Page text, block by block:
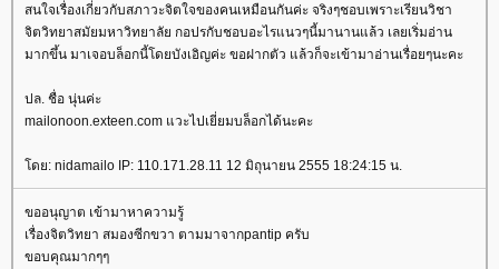
สนใจเรื่องเกี่ยวกับสภาวะจิตใจของคนเหมือนกันค่ะ จริงๆชอบเพราะเรียนวิชา
จิตวิทยาสมัยมหาวิทยาลัย กอปรกับชอบอะไรแนวๆนี้มานานแล้ว เลยเริ่มอ่าน
มากขึ้น มาเจอบล็อกนี้โดยบังเอิญค่ะ ขอฝากตัว แล้วก็จะเข้ามาอ่านเรื่อยๆนะคะ
ปล. ชื่อ นุ่นค่ะ
mailonoon.exteen.com แวะไปเยี่ยมบล็อกได้นะคะ
ดย: nidamailo IP: 110.171.28.11 12 มิถุนายน 2555 18:24:15 น.
ขออนุญาต เข้ามาหาความรู้
เรื่องจิตวิทยา สมองซีกขวา ตามมาจากpantip ครับ
ขอบคุณมากๆๆ